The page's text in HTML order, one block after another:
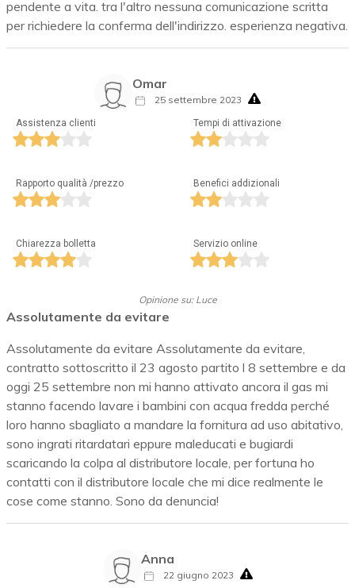
pendente a vita. tra l'altro nessuna comunicazione scritta
per richiedere la conferma dell'indirizzo. esperienza negativa.
Omar
25 settembre 2023
Assistenza clienti Tempi di attivazione
Rapporto qualità /prezzo Benefici addizionali
Chiarezza bolletta Servizio online
Opinione su: Luce
Assolutamente da evitare
Assolutamente da evitare Assolutamente da evitare,
contratto sottoscritto il 23 agosto partito l 8 settembre e da
oggi 25 settembre non mi hanno attivato ancora il gas mi
stanno facendo lavare i bambini con acqua fredda perché
loro hanno sbagliato a mandare la fornitura ad uso abitativo,
sono ingrati ritardatari eppure maleducati e bugiardi
scaricando la colpa al distributore locale, per fortuna ho
contatti con il distributore locale che mi dice realmente le
cose come stanno. Sono da denuncia!
Anna
22 giugno 2023